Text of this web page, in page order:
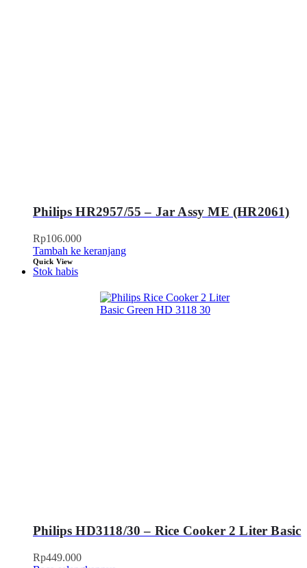
Philips HR2957/55 – Jar Assy ME (HR2061)
Rp106.000
Tambah ke keranjang
Quick View
Stok habis
Philips HD3118/30 – Rice Cooker 2 Liter Basic
Rp449.000